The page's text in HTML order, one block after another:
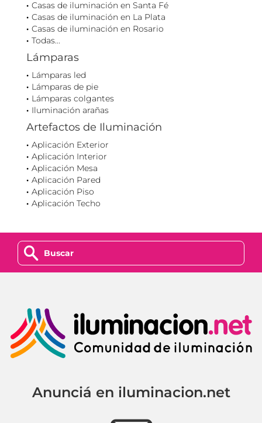
Casas de iluminación en Santa Fé
Casas de iluminación en La Plata
Casas de iluminación en Rosario
Todas...
Lámparas
Lámparas led
Lámparas de pie
Lámparas colgantes
Iluminación arañas
Artefactos de Iluminación
Aplicación Exterior
Aplicación Interior
Aplicación Mesa
Aplicación Pared
Aplicación Piso
Aplicación Techo
z
Anunciá en iluminacion.net